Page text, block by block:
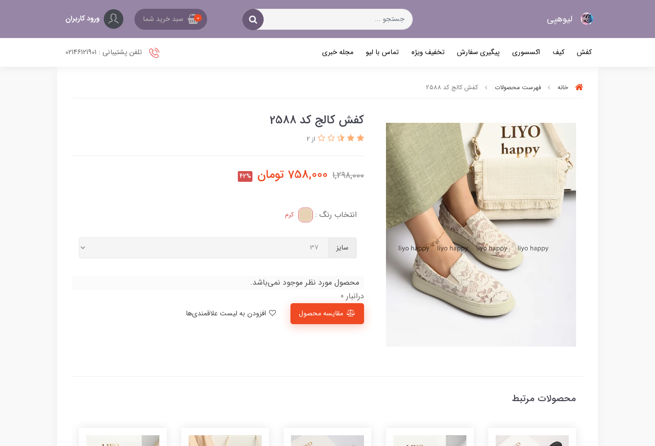
لیو‌هپی 0 سبد خرید شما ورود کاربران
کفش کیف اکسسوری پیگیری سفارش تخفیف ویژه تماس با لیو مجله خبری تلفن پشتیبانی : 02146121901
خانه فهرست محصولات کفش کالج کد 2588
کفش کالج کد 2588
از 2
1,298,000
758,000 تومان 42%
انتخاب رنگ : کرم
سایز
محصول مورد نظر موجود نمی‌باشد.
درانبار 0
مقایسه محصول
محصولات مرتبط